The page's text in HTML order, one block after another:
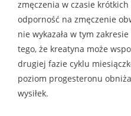
zmęczenia w czasie
odporność na zmęczenie
nie wykazała w tym
tego, że kreatyna może
drugiej fazie cyklu
poziom progesteronu
wysiłek.